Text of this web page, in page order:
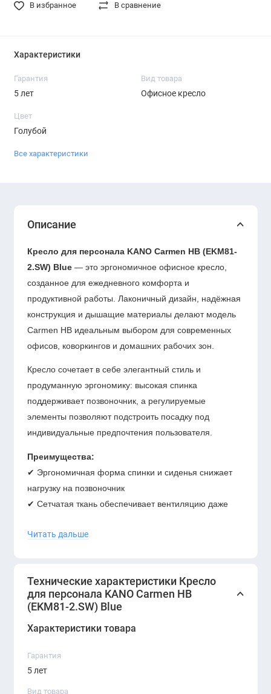
В избранное В сравнение
Характеристики
Гарантия
5 лет
Вид товара
Офисное кресло
Цвет
Голубой
Все характеристики
Описание
Кресло для персонала KANO Carmen HB (EKM81-
2.SW) Blue — это эргономичное офисное кресло,
созданное для ежедневного комфорта и
продуктивной работы. Лаконичный дизайн, надёжная
конструкция и дышащие материалы делают модель
Carmen HB идеальным выбором для современных
офисов, коворкингов и домашних рабочих зон.
Кресло сочетает в себе элегантный стиль и
продуманную эргономику: высокая спинка
поддерживает позвоночник, а регулируемые
элементы позволяют подстроить посадку под
индивидуальные предпочтения пользователя.
Преимущества:
✔ Эргономичная форма спинки и сиденья снижает
нагрузку на позвоночник
✔ Сетчатая ткань обеспечивает вентиляцию даже
✔ Современный дизайн сочетается с любой офисной
Идеально подходит для:
повседневной работы за компьютером, персонала
офисов, call-центров, IT-компаний и домашних
Скидочная цена распространяется
Читать дальше
Технические характеристики Кресло
для персонала KANO Carmen HB
(EKM81-2.SW) Blue
Характеристики товара
Гарантия
5 лет
Вид товара